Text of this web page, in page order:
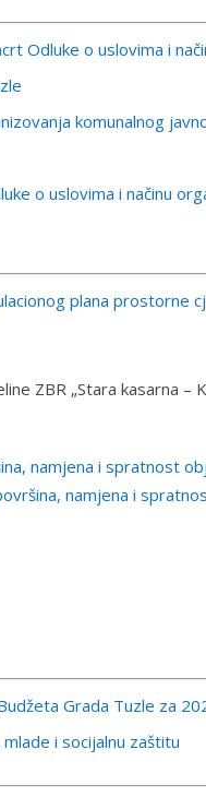
Odluke o uslovima i
komunalnog
o uslovima i načinu
plana prostorne
ZBR „Stara kasarna –
namjena i spratnost
namjena i
Grada Tuzle za
i socijalnu zaštitu